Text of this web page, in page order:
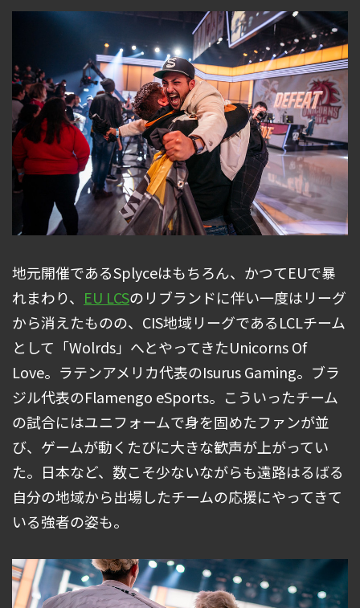
地元開催であるSplyceはもちろん、かつてEUで暴
れまわり、 EU LCSのリブランドに伴い一度はリーグ
から消えたものの、CIS地域リーグであるLCLチーム
として「Wolrds」へとやってきたUnicorns Of
Love。ラテンアメリカ代表のIsurus Gaming。ブラ
ジル代表のFlamengo eSports。こういったチーム
の試合にはユニフォームで身を固めたファンが並
び、ゲームが動くたびに大きな歓声が上がってい
た。日本など、数こそ少ないながらも遠路はるばる
自分の地域から出場したチームの応援にやってきて
いる強者の姿も。